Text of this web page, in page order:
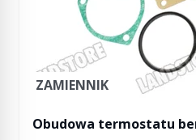
ZAMIENNIK
Obudowa termostatu